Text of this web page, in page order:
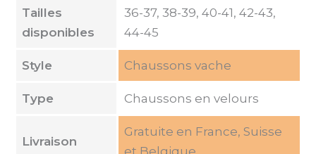
Tailles
disponibles
36-37, 38-39, 40-41, 42-43,
44-45
Style Chaussons vache
Type Chaussons en velours
Livraison
Gratuite en France, Suisse
et Belgique